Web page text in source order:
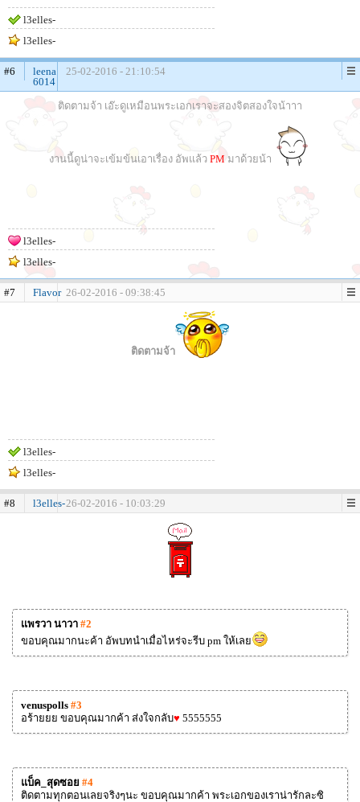
l3elles-
l3elles-
#6
leena
6014
25-02-2016 - 21:10:54
ติดตามจ้า เอ๊ะดูเหมือนพระเอกเราจะสองจิตสองใจน้าาา
งานนี้ดูน่าจะเข้มข้นเอาเรื่อง อัพแล้ว PMมาด้วยน้า
l3elles-
l3elles-
#7 Flavor 26-02-2016 - 09:38:45
ติดตามจ้า
l3elles-
l3elles-
#8 l3elles-26-02-2016 - 10:03:29
เเพรวา นาวา #2
ขอบคุณมากนะค้า อัพบทนำเมื่อไหร่จะรีบ pm ให้เลย
venuspolls #3
อร้ายยย ขอบคุณมากค้า ส่งใจกลับ♥ 5555555
แบ็ค_สุดซอย #4
ติดตามทุกตอนเลยจริงๆนะ ขอบคุณมากค้า พระเอกของเราน่ารักละซิ